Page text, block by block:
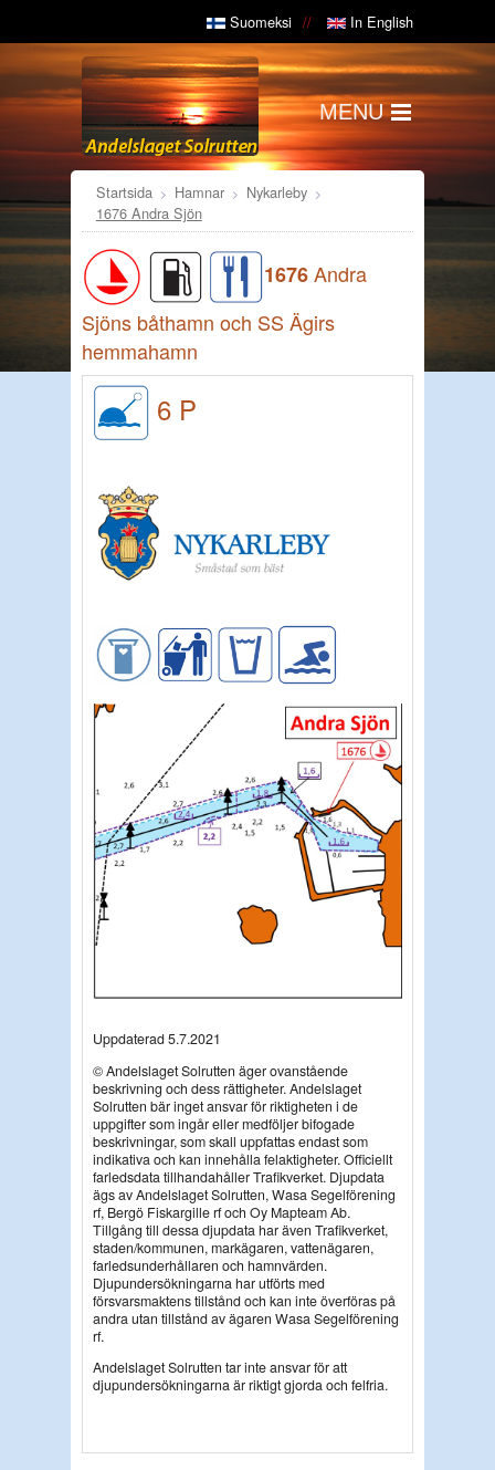
Suomeksi In English
MENU
Startsida Hamnar
Nykarleby
1676 Andra Sjön
1676Andra
Sjöns båthamn och SS Ägirs
hemmahamn
6 P
Uppdaterad 5.7.2021
© Andelslaget Solrutten äger ovanstående
beskrivning och dess rättigheter. Andelslaget
Solrutten bär inget ansvar för riktigheten i de
uppgifter som ingår eller medföljer bifogade
beskrivningar, som skall uppfattas endast som
indikativa och kan innehålla felaktigheter. Officiellt
farledsdata tillhandahåller Trafikverket. Djupdata
ägs av Andelslaget Solrutten, Wasa Segelförening
rf, Bergö Fiskargille rf och Oy Mapteam Ab.
Tillgång till dessa djupdata har även Trafikverket,
staden/kommunen, markägaren, vattenägaren,
farledsunderhållaren och hamnvärden.
Djupundersökningarna har utförts med
försvarsmaktens tillstånd och kan inte överföras på
andra utan tillstånd av ägaren Wasa Segelförening
rf.
Andelslaget Solrutten tar inte ansvar för att
djupundersökningarna är riktigt gjorda och felfria.